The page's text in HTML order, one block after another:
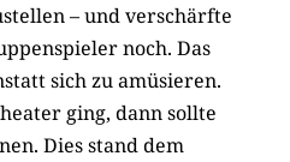
– und verschärfte
noch. Das
sich zu amüsieren.
ging, dann sollte
Dies stand dem